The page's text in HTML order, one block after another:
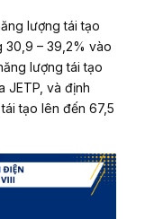
30,9 – 39,2% vào
lượng tái tạo
JETP, và định
tạo lên đến 67,5